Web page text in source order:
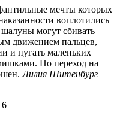
мечты которых
воплотились
могут сбивать
движением пальцев,
и пугать маленьких
Но переход на
Лилия Шитенбург